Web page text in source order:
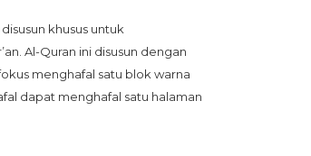
khusus untuk
Al-Quran ini disusun dengan
menghafal satu blok warna
dapat menghafal satu halaman